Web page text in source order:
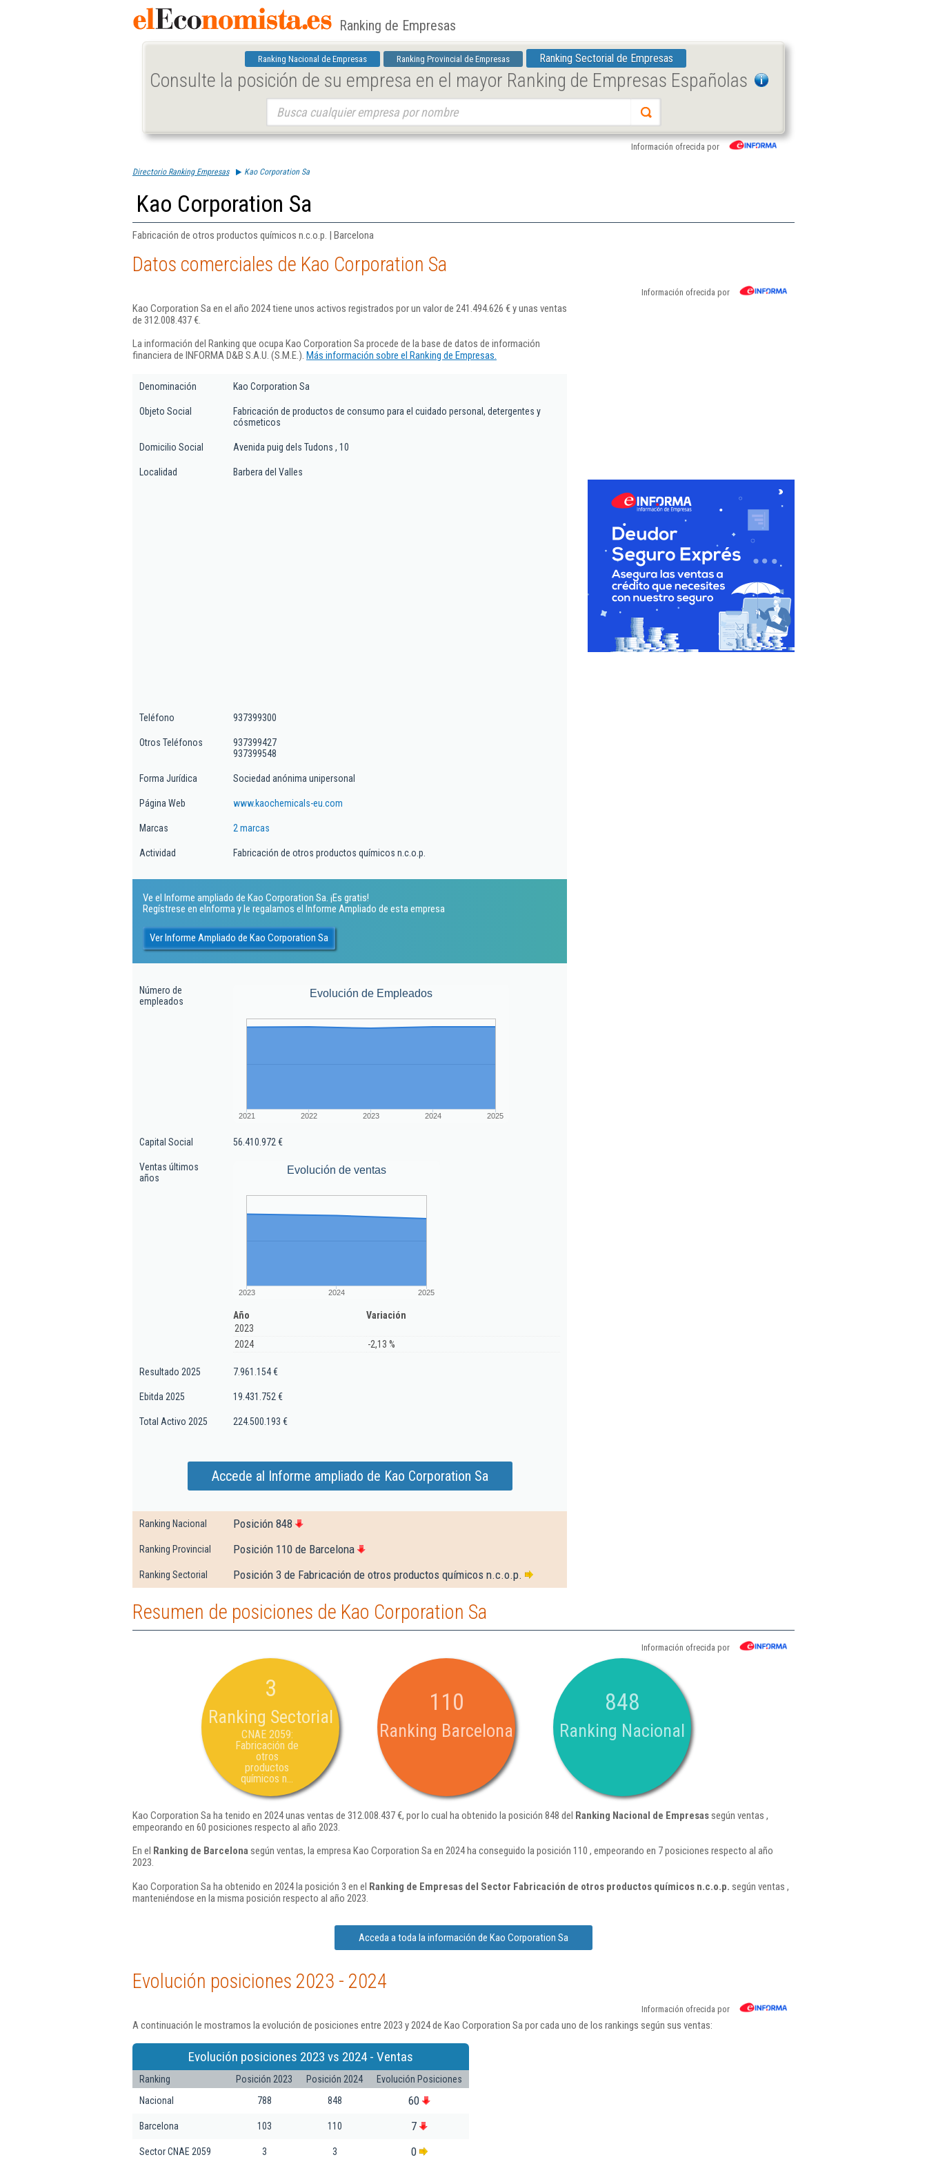
Ranking de Empresas
Ranking Nacional de Empresas Ranking Provincial de Empresas Ranking Sectorial de Empresas
Consulte la posición de su empresa en el mayor Ranking de Empresas Españolas
Información ofrecida por
Directorio Ranking Empresas Kao Corporation Sa
Kao Corporation Sa
Fabricación de otros productos químicos n.c.o.p. | Barcelona
Datos comerciales de Kao Corporation Sa
Información ofrecida por
Kao Corporation Sa en el año 2024 tiene unos activos registrados por un valor de 241.494.626 € y unas ventas
de 312.008.437 €.
La información del Ranking que ocupa Kao Corporation Sa procede de la base de datos de información
financiera de INFORMA D&B S.A.U. (S.M.E.). Más información sobre el Ranking de Empresas.
Denominación Kao Corporation Sa
Objeto Social
Fabricación de productos de consumo para el cuidado personal, detergentes y
cósmeticos
Domicilio Social Avenida puig dels Tudons , 10
Localidad Barbera del Valles
Teléfono 937399300
Otros Teléfonos
937399427
937399548
Forma Jurídica Sociedad anónima unipersonal
Página Web www.kaochemicals-eu.com
Marcas 2 marcas
Actividad Fabricación de otros productos químicos n.c.o.p.
Ve el Informe ampliado de Kao Corporation Sa. ¡Es gratis!
Regístrese en eInforma y le regalamos el Informe Ampliado de esta empresa
Ver Informe Ampliado de Kao Corporation Sa
Número de
empleados
Evolución de Empleados
2021 2022 2023 2024 2025
Capital Social 56.410.972 €
Ventas últimos
años
Evolución de ventas
2023 2024 2025
Año
Variación
2023
2024
-2,13 %
Resultado 2025 7.961.154 €
Ebitda 2025 19.431.752 €
Total Activo 2025 224.500.193 €
Accede al Informe ampliado de Kao Corporation Sa
Ranking Nacional Posición 848
Ranking Provincial Posición 110 de Barcelona
Ranking Sectorial Posición 3 de Fabricación de otros productos químicos n.c.o.p.
Resumen de posiciones de Kao Corporation Sa
Información ofrecida por
3
Ranking Sectorial
CNAE 2059:
Fabricación de
otros
productos
químicos n...
110
Ranking Barcelona
848
Ranking Nacional
Kao Corporation Sa ha tenido en 2024 unas ventas de 312.008.437 €, por lo cual ha obtenido la posición 848 del Ranking Nacional de Empresassegún ventas ,
empeorando en 60 posiciones respecto al año 2023.
En el Ranking de Barcelonasegún ventas, la empresa Kao Corporation Sa en 2024 ha conseguido la posición 110 , empeorando en 7 posiciones respecto al año
2023.
Kao Corporation Sa ha obtenido en 2024 la posición 3 en el Ranking de Empresas del Sector Fabricación de otros productos químicos n.c.o.p. según ventas ,
manteniéndose en la misma posición respecto al año 2023.
Acceda a toda la información de Kao Corporation Sa
Evolución posiciones 2023 - 2024
Información ofrecida por
A continuación le mostramos la evolución de posiciones entre 2023 y 2024 de Kao Corporation Sa por cada uno de los rankings según sus ventas:
Evolución posiciones 2023 vs 2024 - Ventas
Ranking Posición 2023 Posición 2024
Evolución Posiciones
Nacional
788 848 60
Barcelona 103 110 7
Sector CNAE 2059 3 3 0